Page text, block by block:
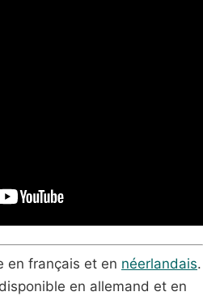
en français et en néerlandais.
en allemand et en